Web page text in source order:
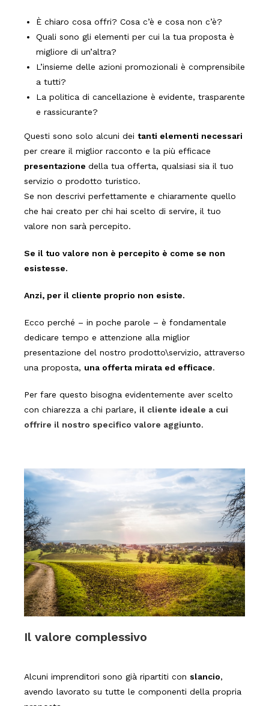
È chiaro cosa offri? Cosa c’è e cosa non c’è?
Quali sono gli elementi per cui la tua proposta è
migliore di un’altra?
L’insieme delle azioni promozionali è comprensibile
a tutti?
La politica di cancellazione è evidente, trasparente
e rassicurante?
Questi sono solo alcuni dei tanti elementi necessari
per creare il miglior racconto e la più efficace
presentazione della tua offerta, qualsiasi sia il tuo
servizio o prodotto turistico.
Se non descrivi perfettamente e chiaramente quello
che hai creato per chi hai scelto di servire, il tuo
valore non sarà percepito.
Se il tuo valore non è percepito è come se non
esistesse.
Anzi, per il cliente proprio non esiste.
Ecco perché – in poche parole – è fondamentale
dedicare tempo e attenzione alla miglior
presentazione del nostro prodotto\servizio, attraverso
una proposta, una offerta mirata ed efficace.
Per fare questo bisogna evidentemente aver scelto
con chiarezza a chi parlare, il cliente ideale a cui
offrire il nostro specifico valore aggiunto.
Il valore complessivo
Alcuni imprenditori sono già ripartiti con slancio,
avendo lavorato su tutte le componenti della propria